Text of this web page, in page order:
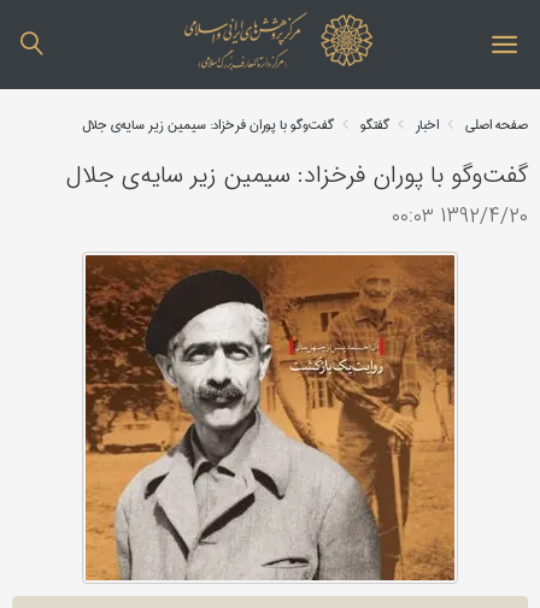
صفحه اصلی اخبار گفتگو گفت‌وگو با پوران فرخزاد: سیمین زیر سایه‌ی جلال
گفت‌وگو با پوران فرخزاد: سیمین زیر سایه‌ی جلال
1392/4/20 ۰۰:۰۳